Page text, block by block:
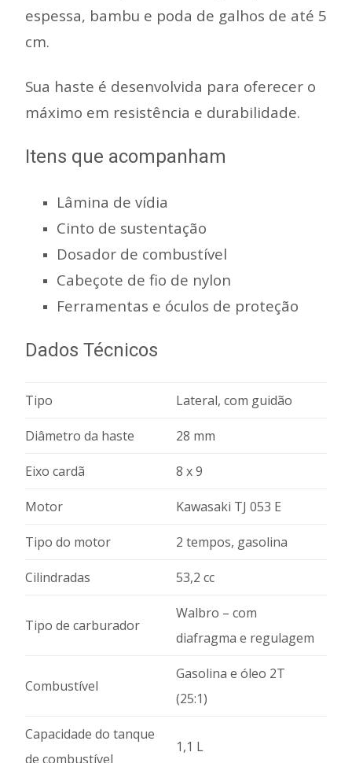
espessa, bambu e poda de galhos de até 5
cm.
Sua haste é desenvolvida para oferecer o
máximo em resistência e durabilidade.
Itens que acompanham
Lâmina de vídia
Cinto de sustentação
Dosador de combustível
Cabeçote de fio de nylon
Ferramentas e óculos de proteção
Dados Técnicos
Tipo Lateral, com guidão
Diâmetro da haste 28 mm
Eixo cardã 8 x 9
Motor Kawasaki TJ 053 E
Tipo do motor 2 tempos, gasolina
Cilindradas 53,2 cc
Tipo de carburador
Walbro – com
diafragma e regulagem
Combustível
Gasolina e óleo 2T
(25:1)
Capacidade do tanque
de combustível
1,1 L